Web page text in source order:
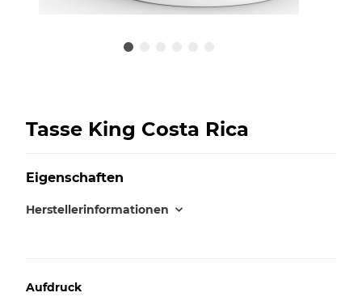
Tasse King Costa Rica
Eigenschaften
Herstellerinformationen
Aufdruck